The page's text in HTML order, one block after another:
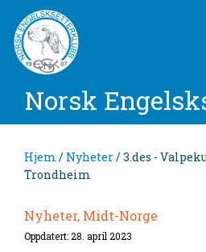
Norsk
Hjem / Nyheter/ 3.des -
Trondheim
Nyheter, Midt-Norge
Oppdatert: 28. april 2023